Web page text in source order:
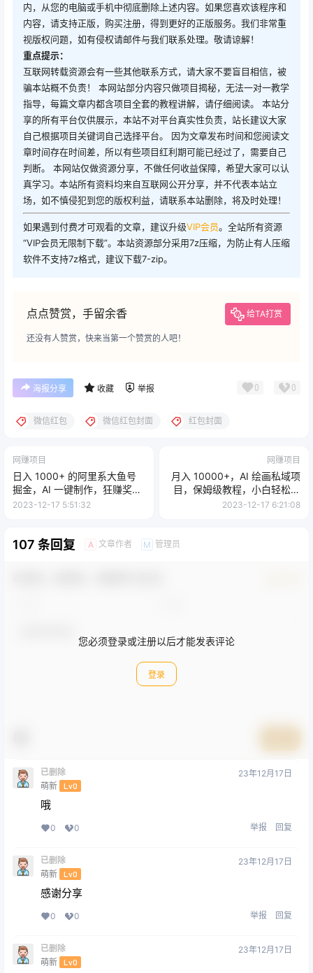
内，从您的电脑或手机中彻底删除上述内容。如果您喜欢该程序和
内容，请支持正版，购买注册，得到更好的正版服务。我们非常重
视版权问题，如有侵权请邮件与我们联系处理。敬请谅解！
重点提示：
互联网转载资源会有一些其他联系方式，请大家不要盲目相信，被
骗本站概不负责！ 本网站部分内容只做项目揭秘，无法一对一教学
指导，每篇文章内都含项目全套的教程讲解，请仔细阅读。 本站分
享的所有平台仅供展示，本站不对平台真实性负责，站长建议大家
自己根据项目关键词自己选择平台。 因为文章发布时间和您阅读文
章时间存在时间差，所以有些项目红利期可能已经过了，需要自己
判断。 本网站仅做资源分享，不做任何收益保障，希望大家可以认
真学习。本站所有资料均来自互联网公开分享，并不代表本站立
场，如不慎侵犯到您的版权利益，请联系本站删除，将及时处理！
如果遇到付费才可观看的文章，建议升级VIP会员。全站所有资源
“VIP会员无限制下载”。本站资源部分采用7z压缩，为防止有人压缩
软件不支持7z格式，建议下载7-zip。
点点赞赏，手留余香 给TA打赏
还没有人赞赏，快来当第一个赞赏的人吧！
海报分享 收藏 举报 0 0
微信红包 微信红包封面 红包封面
网赚项目
日入 1000+ 的阿里系大鱼号
掘金，AI 一键制作，狂赚奖金
分成
2023-12-17 5:51:32
网赚项目
月入 10000+，AI 绘画私域项
目，保姆级教程，小白轻松上
手
2023-12-17 6:21:08
107 条回复 A 文章作者 M 管理员
您必须登录或注册以后才能发表评论
登录
已删除
萌新 Lv0
23年12月17日
哦
0 0 举报 回复
已删除
萌新 Lv0
23年12月17日
感谢分享
0 0 举报 回复
已删除
萌新 Lv0
23年12月17日